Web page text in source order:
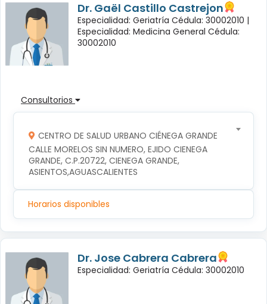
Dr. Gaël Castillo Castrejon
Especialidad: Geriatría Cédula: 30002010 |
Especialidad: Medicina General Cédula:
30002010
Consultorios
CENTRO DE SALUD URBANO CIÉNEGA GRANDE
CALLE MORELOS SIN NUMERO, EJIDO CIENEGA
GRANDE, C.P.20722, CIENEGA GRANDE,
ASIENTOS,AGUASCALIENTES
Horarios disponibles
Dr. Jose Cabrera Cabrera
Especialidad: Geriatría Cédula: 30002010